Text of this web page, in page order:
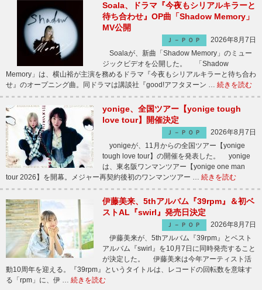
Soala、ドラマ『今夜もシリアルキラーと
待ち合わせ』OP曲「Shadow Memory」
MV公開
Ｊ－ＰＯＰ
2026年8月7日
Soalaが、新曲「Shadow Memory」のミュー
ジックビデオを公開した。 「Shadow
Memory」は、横山裕が主演を務めるドラマ『今夜もシリアルキラーと待ち合わ
せ』のオープニング曲。同ドラマは講談社『good!アフタヌーン … 続きを読む
yonige、全国ツアー【yonige tough
love tour】開催決定
Ｊ－ＰＯＰ
2026年8月7日
yonigeが、11月からの全国ツアー【yonige
tough love tour】の開催を発表した。 yonige
は、東名阪ワンマンツアー【yonige one man
tour 2026】を開幕。メジャー再契約後初のワンマンツアー … 続きを読む
伊藤美来、5thアルバム『39rpm』＆初ベ
ストAL『swirl』発売日決定
Ｊ－ＰＯＰ
2026年8月7日
伊藤美来が、5thアルバム『39rpm』とベスト
アルバム『swirl』を10月7日に同時発売すること
が決定した。 伊藤美来は今年アーティスト活
動10周年を迎える。『39rpm』というタイトルは、レコードの回転数を意味す
る「rpm」に、伊 … 続きを読む